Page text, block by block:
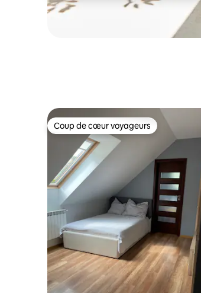
Coup de cœur voyageurs
Coup de cœur voyageurs